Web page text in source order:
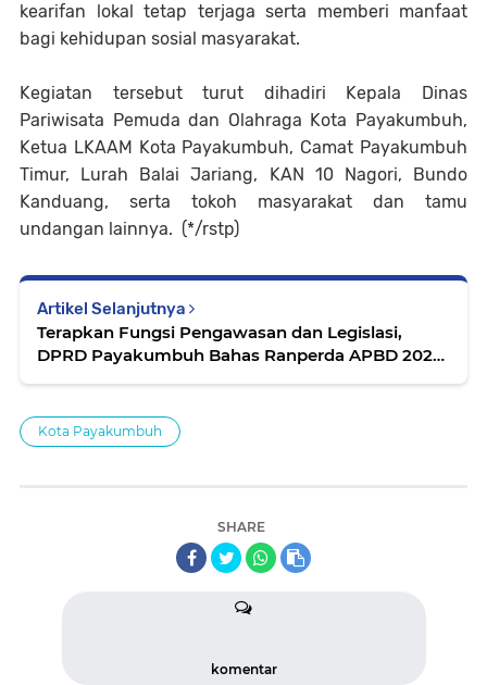
kearifan lokal tetap terjaga serta memberi manfaat
bagi kehidupan sosial masyarakat.
Kegiatan tersebut turut dihadiri Kepala Dinas
Pariwisata Pemuda dan Olahraga Kota Payakumbuh,
Ketua LKAAM Kota Payakumbuh, Camat Payakumbuh
Timur, Lurah Balai Jariang, KAN 10 Nagori, Bundo
Kanduang, serta tokoh masyarakat dan tamu
undangan lainnya. (*/rstp)
Artikel Selanjutnya
Terapkan Fungsi Pengawasan dan Legislasi,
DPRD Payakumbuh Bahas Ranperda APBD 2025
Kota Payakumbuh
SHARE
komentar